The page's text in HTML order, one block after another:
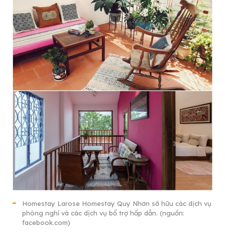
Homestay Larose Homestay Quy Nhơn sở hữu các dịch vụ
phòng nghỉ và các dịch vụ bổ trợ hấp dẫn. (nguồn:
facebook.com)